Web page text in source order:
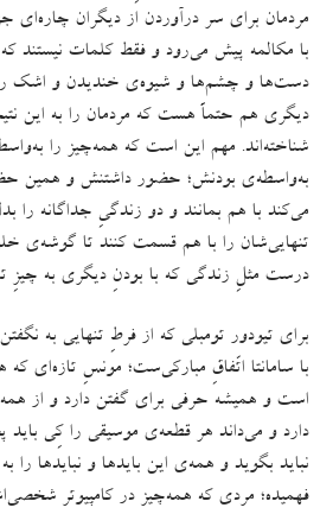
مردمان برای سر درآوردن از دیگران چاره‌ای جز
با مکالمه پیش می‌رود و فقط کلمات نیستند
دست‌ها و چشم‌ها و شیوه‌ی خندیدن و اشک
دیگری هم حتماً هست که مردمان را به این
شناخته‌اند. مهم این است که همه‌چیز را
به‌واسطه‌ی بودنش؛ حضور داشتنش و همین
می‌کند با هم بمانند و دو زندگیِ جداگانه را
تنهایی‌شان را با هم قسمت کنند تا گوشه‌ی
درست مثلِ زندگی که با بودنِ دیگری به چیزِ
برای تیودور تومبلی که از فرطِ تنهایی به
با سامانتا اتّفاقِ مبارکی‌ست؛ مونسِ تازه‌ای
است و همیشه حرفی برای گفتن دارد و از
دارد و می‌داند هر قطعه‌ی موسیقی را کِی
نباید بگوید و همه‌ی این بایدها و نبایدها را
فهمیده؛ مردی که همه‌چیز در کامپیوتر